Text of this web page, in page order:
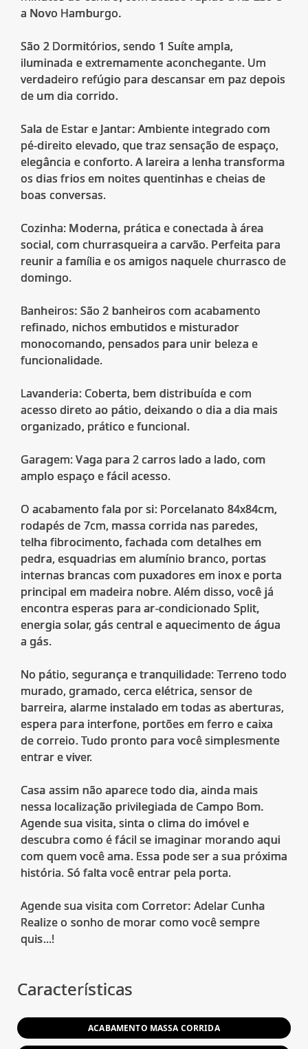
a Novo Hamburgo.
São 2 Dormitórios, sendo 1 Suíte ampla,
iluminada e extremamente aconchegante. Um
verdadeiro refúgio para descansar em paz depois
de um dia corrido.
Sala de Estar e Jantar: Ambiente integrado com
pé-direito elevado, que traz sensação de espaço,
elegância e conforto. A lareira a lenha transforma
os dias frios em noites quentinhas e cheias de
boas conversas.
Cozinha: Moderna, prática e conectada à área
social, com churrasqueira a carvão. Perfeita para
reunir a família e os amigos naquele churrasco de
domingo.
Banheiros: São 2 banheiros com acabamento
refinado, nichos embutidos e misturador
monocomando, pensados para unir beleza e
funcionalidade.
Lavanderia: Coberta, bem distribuída e com
acesso direto ao pátio, deixando o dia a dia mais
organizado, prático e funcional.
Garagem: Vaga para 2 carros lado a lado, com
amplo espaço e fácil acesso.
O acabamento fala por si: Porcelanato 84x84cm,
rodapés de 7cm, massa corrida nas paredes,
telha fibrocimento, fachada com detalhes em
pedra, esquadrias em alumínio branco, portas
internas brancas com puxadores em inox e porta
principal em madeira nobre. Além disso, você já
encontra esperas para ar-condicionado Split,
energia solar, gás central e aquecimento de água
a gás.
No pátio, segurança e tranquilidade: Terreno todo
murado, gramado, cerca elétrica, sensor de
barreira, alarme instalado em todas as aberturas,
espera para interfone, portões em ferro e caixa
de correio. Tudo pronto para você simplesmente
entrar e viver.
Casa assim não aparece todo dia, ainda mais
nessa localização privilegiada de Campo Bom.
Agende sua visita, sinta o clima do imóvel e
descubra como é fácil se imaginar morando aqui
com quem você ama. Essa pode ser a sua próxima
história. Só falta você entrar pela porta.
Agende sua visita com Corretor: Adelar Cunha
Realize o sonho de morar como você sempre
quis...!
Características
ACABAMENTO MASSA CORRIDA